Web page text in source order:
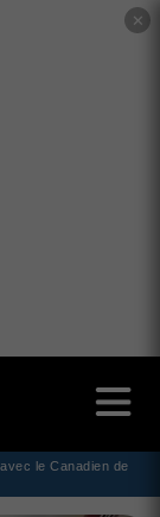
✕
le Canadien de